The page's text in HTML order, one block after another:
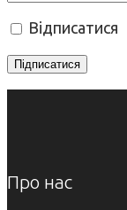
Відписатися
Про нас